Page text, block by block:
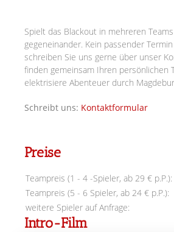
Spielt das Blackout in mehreren Teams
gegeneinander. Kein passender
schreiben Sie uns gerne über unser
finden gemeinsam Ihren persönlichen
elektrisiere Abenteuer durch
Schreibt uns: Kontaktformular
Preise
Teampreis (1 - 4 -Spieler, ab 29 € p.P.):
Teampreis (5 - 6 Spieler, ab 24 € p.P.):
weitere Spieler auf Anfrage:
Intro-Film